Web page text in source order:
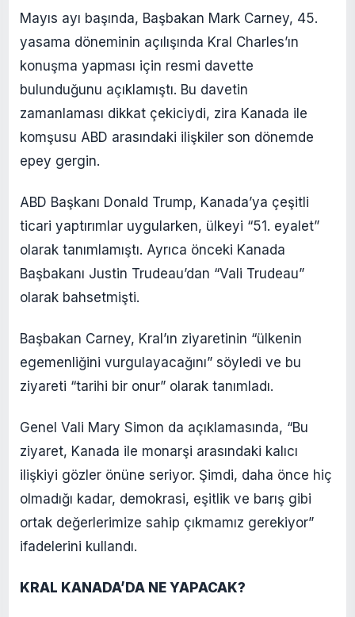
Mayıs ayı başında, Başbakan Mark Carney, 45.
yasama döneminin açılışında Kral Charles’ın
konuşma yapması için resmi davette
bulunduğunu açıklamıştı. Bu davetin
zamanlaması dikkat çekiciydi, zira Kanada ile
komşusu ABD arasındaki ilişkiler son dönemde
epey gergin.
ABD Başkanı Donald Trump, Kanada’ya çeşitli
ticari yaptırımlar uygularken, ülkeyi “51. eyalet”
olarak tanımlamıştı. Ayrıca önceki Kanada
Başbakanı Justin Trudeau’dan “Vali Trudeau”
olarak bahsetmişti.
Başbakan Carney, Kral’ın ziyaretinin “ülkenin
egemenliğini vurgulayacağını” söyledi ve bu
ziyareti “tarihi bir onur” olarak tanımladı.
Genel Vali Mary Simon da açıklamasında, “Bu
ziyaret, Kanada ile monarşi arasındaki kalıcı
ilişkiyi gözler önüne seriyor. Şimdi, daha önce hiç
olmadığı kadar, demokrasi, eşitlik ve barış gibi
ortak değerlerimize sahip çıkmamız gerekiyor”
ifadelerini kullandı.
KRAL KANADA’DA NE YAPACAK?